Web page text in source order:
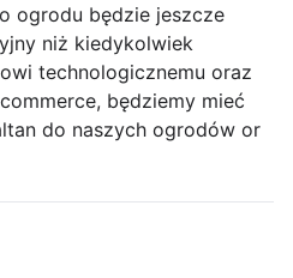
ogrodu będzie jeszcze
niż kiedykolwiek
technologicznemu oraz
będziemy mieć
do naszych ogrodów or